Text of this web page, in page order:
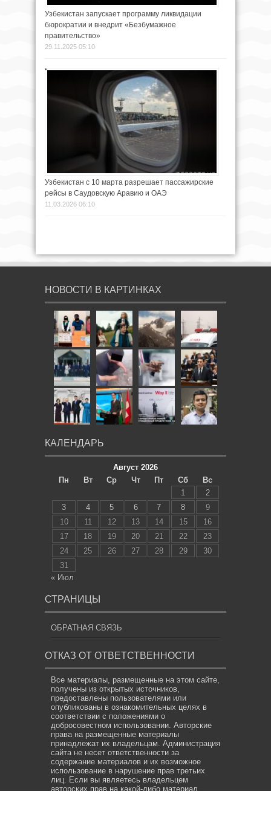
Узбекистан запускает программу ликвидации
бюрократии и внедрит «Безбумажное
правительство»
29.11.2025 05:10
Узбекистан с 10 марта разрешает пассажирские
рейсы в Саудовскую Аравию и ОАЭ
11.03.2026 06:10
НОВОСТИ В КАРТИНКАХ
КАЛЕНДАРЬ
Август 2026
Пн
Вт Ср Чт Пт Сб
Вс
1
2
3
4 5 6 7 8
9
10
11 12 13 14 15
16
17
18 19 20 21 22
23
24
25 26 27 28 29
30
31
« Июл
СТРАНИЦЫ
ОБРАТНАЯ СВЯЗЬ
ОТКАЗ ОТ ОТВЕТСТВЕННОСТИ
Все материалы, размещенные на этом сайте,
получены из открытых источников,
предоставлены пользователями или
опубликованы в ознакомительных целях в
соответствии с положениями о
добросовестном использовании. Авторские
права на размещенные материалы
принадлежат их владельцам. Администрация
сайта не несет ответственности за
содержание материалов и их возможное
использование в нарушение прав третьих
лиц. Если вы являетесь владельцем
авторских прав на какой-либо материал,